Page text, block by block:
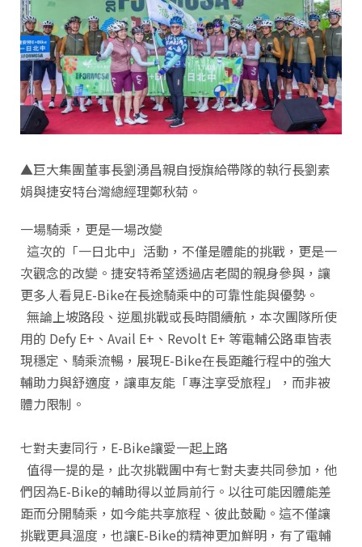
▲巨大集團董事長劉湧昌親自授旗給帶隊的執行長劉素
娟與捷安特台灣總經理鄭秋菊。
一場騎乘，更是一場改變
這次的「一日北中」活動，不僅是體能的挑戰，更是一
次觀念的改變。捷安特希望透過店老闆的親身參與，讓
更多人看見E-Bike在長途騎乘中的可靠性能與優勢。
無論上坡路段、逆風挑戰或長時間續航，本次團隊所使
用的 Defy E+、Avail E+、Revolt E+ 等電輔公路車皆表
現穩定、騎乘流暢，展現E-Bike在長距離行程中的強大
輔助力與舒適度，讓車友能「專注享受旅程」，而非被
體力限制。
七對夫妻同行，E-Bike讓愛一起上路
值得一提的是，此次挑戰團中有七對夫妻共同參加，他
們因為E-Bike的輔助得以並肩前行。以往可能因體能差
距而分開騎乘，如今能共享旅程、彼此鼓勵。這不僅讓
挑戰更具溫度，也讓E-Bike的精神更加鮮明，有了電輔